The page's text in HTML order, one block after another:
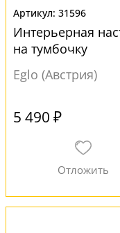
31596
Интерьерная
на тумбочку
Eglo (Австрия)
5 490 ₽